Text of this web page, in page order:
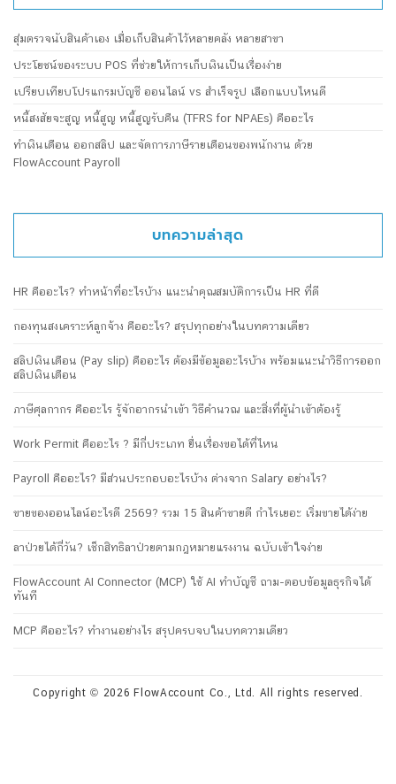
สุ่มตรวจนับสินค้าเอง เมื่อเก็บสินค้าไว้หลายคลัง หลายสาขา
ประโยชน์ของระบบ POS ที่ช่วยให้การเก็บเงินเป็นเรื่องง่าย
เปรียบเทียบโปรแกรมบัญชี ออนไลน์ vs สำเร็จรูป เลือกแบบไหนดี
หนี้สงสัยจะสูญ หนี้สูญ หนี้สูญรับคืน (TFRS for NPAEs) คืออะไร
ทำเงินเดือน ออกสลิป และจัดการภาษีรายเดือนของพนักงาน ด้วย
FlowAccount Payroll
บทความล่าสุด
HR คืออะไร? ทำหน้าที่อะไรบ้าง แนะนำคุณสมบัติการเป็น HR ที่ดี
กองทุนสงเคราะห์ลูกจ้าง คืออะไร? สรุปทุกอย่างในบทความเดียว
สลิปเงินเดือน (Pay slip) คืออะไร ต้องมีข้อมูลอะไรบ้าง พร้อมแนะนำวิธีการออก
สลิปเงินเดือน
ภาษีศุลกากร คืออะไร รู้จักอากรนำเข้า วิธีคำนวณ และสิ่งที่ผู้นำเข้าต้องรู้
Work Permit คืออะไร ? มีกี่ประเภท ยื่นเรื่องขอได้ที่ไหน
Payroll คืออะไร? มีส่วนประกอบอะไรบ้าง ต่างจาก Salary อย่างไร?
ขายของออนไลน์อะไรดี 2569? รวม 15 สินค้าขายดี กำไรเยอะ เริ่มขายได้ง่าย
ลาป่วยได้กี่วัน? เช็กสิทธิลาป่วยตามกฎหมายแรงงาน ฉบับเข้าใจง่าย
FlowAccount AI Connector (MCP) ใช้ AI ทำบัญชี ถาม-ตอบข้อมูลธุรกิจได้
ทันที
MCP คืออะไร? ทำงานอย่างไร สรุปครบจบในบทความเดียว
Copyright © 2026 FlowAccount Co., Ltd. All rights reserved.